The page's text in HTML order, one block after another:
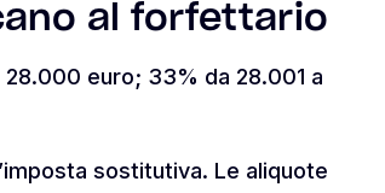
al forfettario
euro; 33% da 28.001 a
sostitutiva. Le aliquote